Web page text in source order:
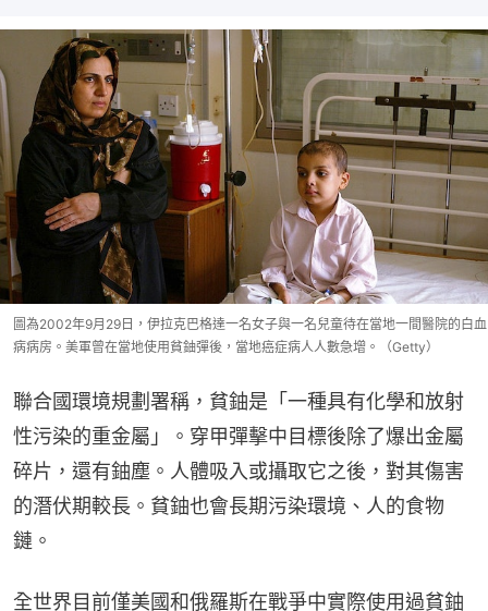
圖為2002年9月29日，伊拉克巴格達一名女子與一名兒童待在當地一間醫院的白血
病病房。美軍曾在當地使用貧鈾彈後，當地癌症病人人數急增。（Getty）
聯合國環境規劃署稱，貧鈾是「一種具有化學和放射
性污染的重金屬」。穿甲彈擊中目標後除了爆出金屬
碎片，還有鈾塵。人體吸入或攝取它之後，對其傷害
的潛伏期較長。貧鈾也會長期污染環境、人的食物
鏈。
全世界目前僅美國和俄羅斯在戰爭中實際使用過貧鈾